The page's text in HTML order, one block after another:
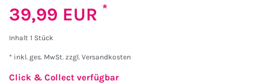
39,99 EUR *
Inhalt 1 Stück
* inkl. ges. MwSt. zzgl. Versandkosten
Click & Collect verfügbar